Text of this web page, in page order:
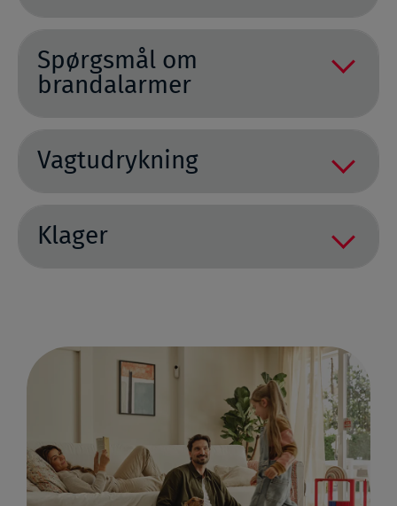
Spørgsmål om
brandalarmer
Vagtudrykning
Klager